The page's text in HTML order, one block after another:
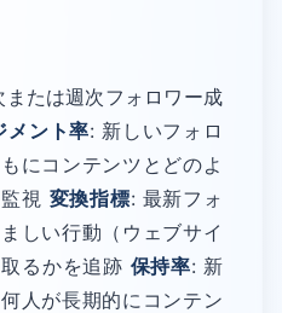
または週次フォロワー成
メント率: 新しいフォロ
にコンテンツとどのよ
視 変換指標: 最新フォ
しい行動（ウェブサイ
るかを追跡 保持率: 新
人が長期的にコンテン